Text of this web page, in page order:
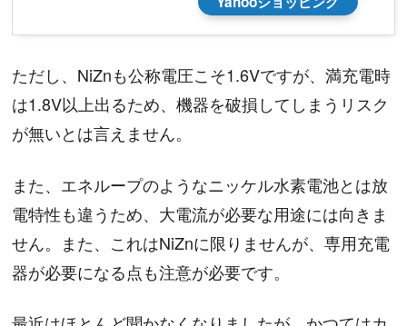
ただし、NiZnも公称電圧こそ1.6Vですが、満充電時
は1.8V以上出るため、機器を破損してしまうリスク
が無いとは言えません。
また、エネループのようなニッケル水素電池とは放
電特性も違うため、大電流が必要な用途には向きま
せん。また、これはNiZnに限りませんが、専用充電
器が必要になる点も注意が必要です。